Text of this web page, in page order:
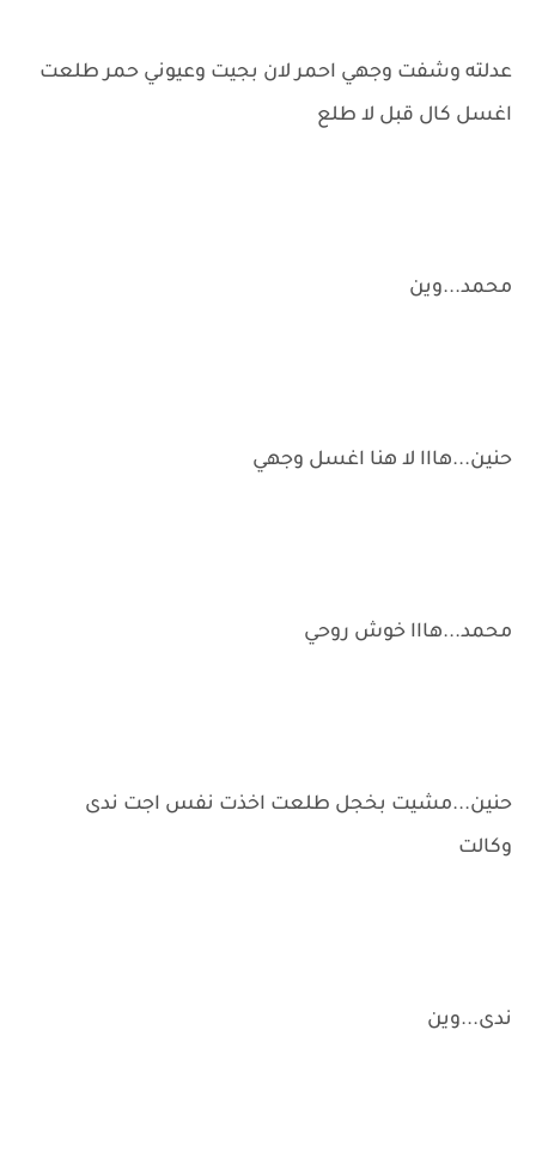
عدلته وشفت وجهي احمر لان بجيت وعيوني حمر طلعت
اغسل كال قبل لا طلع
محمد...وين
حنين...هااا لا هنا اغسل وجهي
محمد...هااا خوش روحي
حنين...مشيت بخجل طلعت اخذت نفس اجت ندى
وكالت
ندى...وين